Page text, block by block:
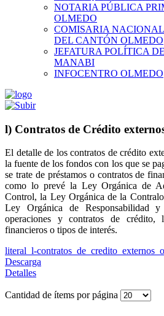
NOTARIA PÚBLICA
OLMEDO
COMISARIA
DEL CANTÓN OLMEDO
JEFATURA POLÍTICA
MANABI
INFOCENTRO OLMEDO
l) Contratos de Crédito
El detalle de los contratos de crédito
la fuente de los fondos con los que se
se trate de préstamos o contratos de
como lo prevé la Ley Orgánica de
Control, la Ley Orgánica de la
Ley Orgánica de Responsabilidad y
operaciones y contratos de crédito,
financieros o tipos de interés.
literal_l-
Descarga
Detalles
Cantidad de ítems por página